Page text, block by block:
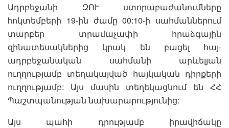
Ադրբեջանի ԶՈՒ ստորաբաժանումները
hոկտեմբերի 19-ին ժամը 00:10-ի սահմաններում
տարբեր տրամաչափի հրաձգային
զինատեսակներից կրակ են բացել հայ-
ադրբեջանական սահմանի արևելյան
ուղղությամբ տեղակայված հայկական դիրքերի
ուղղությամբ: Այս մասին տեղեկացնում են ՀՀ
Պաշտպանության նախարարությունից:
Այս պահի դրությամբ իրավիճակը